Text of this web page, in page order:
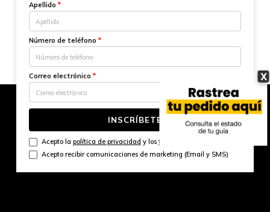
X
Apellido *
Número de teléfono *
Correo electrónico *
INSCRÍBETE
Acepto la política de privacidad y lostérminos y condiciones
Acepto recibir comunicaciones de marketing (Email y SMS)